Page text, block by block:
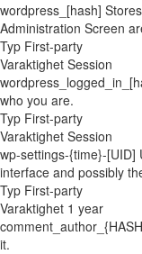
wordpress_[hash]
Administration Screen
Typ First-party
Varaktighet Session
who you are.
Typ First-party
Varaktighet Session
wp-settings-{time}-[UID]
interface and possibly
Typ First-party
Varaktighet 1 year
it.